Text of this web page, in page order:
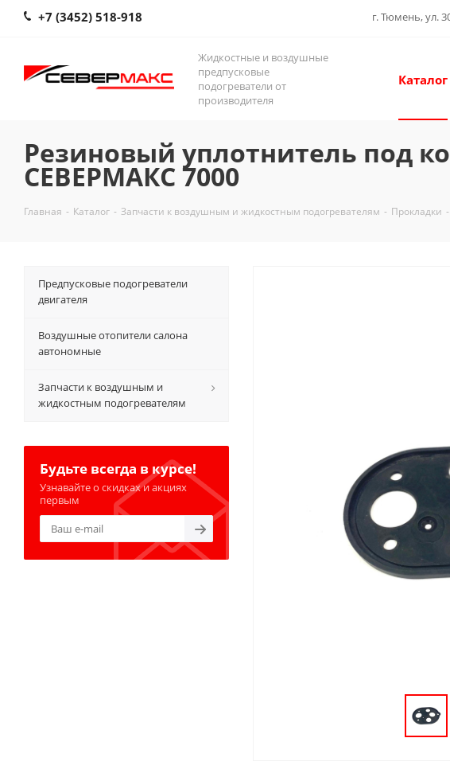
+7 (3452) 518-918 г. Тюмень, ул.
Жидкостные и воздушные
предпусковые
подогреватели от
производителя
Каталог
Резиновый уплотнитель под
СЕВЕРМАКС 7000
Главная - Каталог - Запчасти к воздушным и жидкостным подогревателям - Прокладки -
Предпусковые подогреватели
двигателя
Воздушные отопители салона
автономные
Запчасти к воздушным и
жидкостным подогревателям
Будьте всегда в курсе!
Узнавайте о скидках и акциях
первым